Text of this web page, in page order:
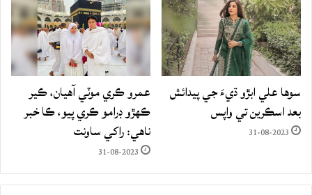
سوها علي ابڙو ڌيءَ جي پيدائش
بعد اسڪرين تي واپس
31-08-2023
عمرو ڪري موٽي آهيان، ڪير
ڪهڙو ڊرامو ڪري پيو، ڪا خبر
ناهي: راکي ساونت
31-08-2023